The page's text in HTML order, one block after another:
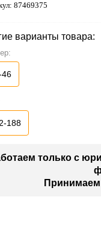
87469375
варианты товара:
46
188
только с
Принимаем